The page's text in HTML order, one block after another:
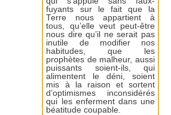
fuyants sur le fait que la
Terre nous appartient à
tous, qu’elle veut peut-être
nous dire qu’il ne serait pas
inutile de modifier nos
habitudes, que les
prophètes de malheur, aussi
puissants soient-ils, qui
alimentent le déni, soient
mis à la raison et sortent
d’optimismes inconsidérés
qui les enferment dans une
béatitude coupable.